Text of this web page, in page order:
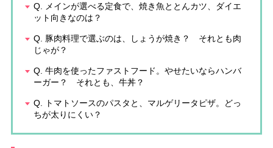
Q. メインが選べる定食で、焼き魚ととんカツ、ダイエ
ット向きなのは？
Q. 豚肉料理で選ぶのは、しょうが焼き？ それとも肉
じゃが？
Q. 牛肉を使ったファストフード。やせたいならハンバ
ーガー？ それとも、牛丼？
Q. トマトソースのパスタと、マルゲリータピザ。どっ
ちが太りにくい？